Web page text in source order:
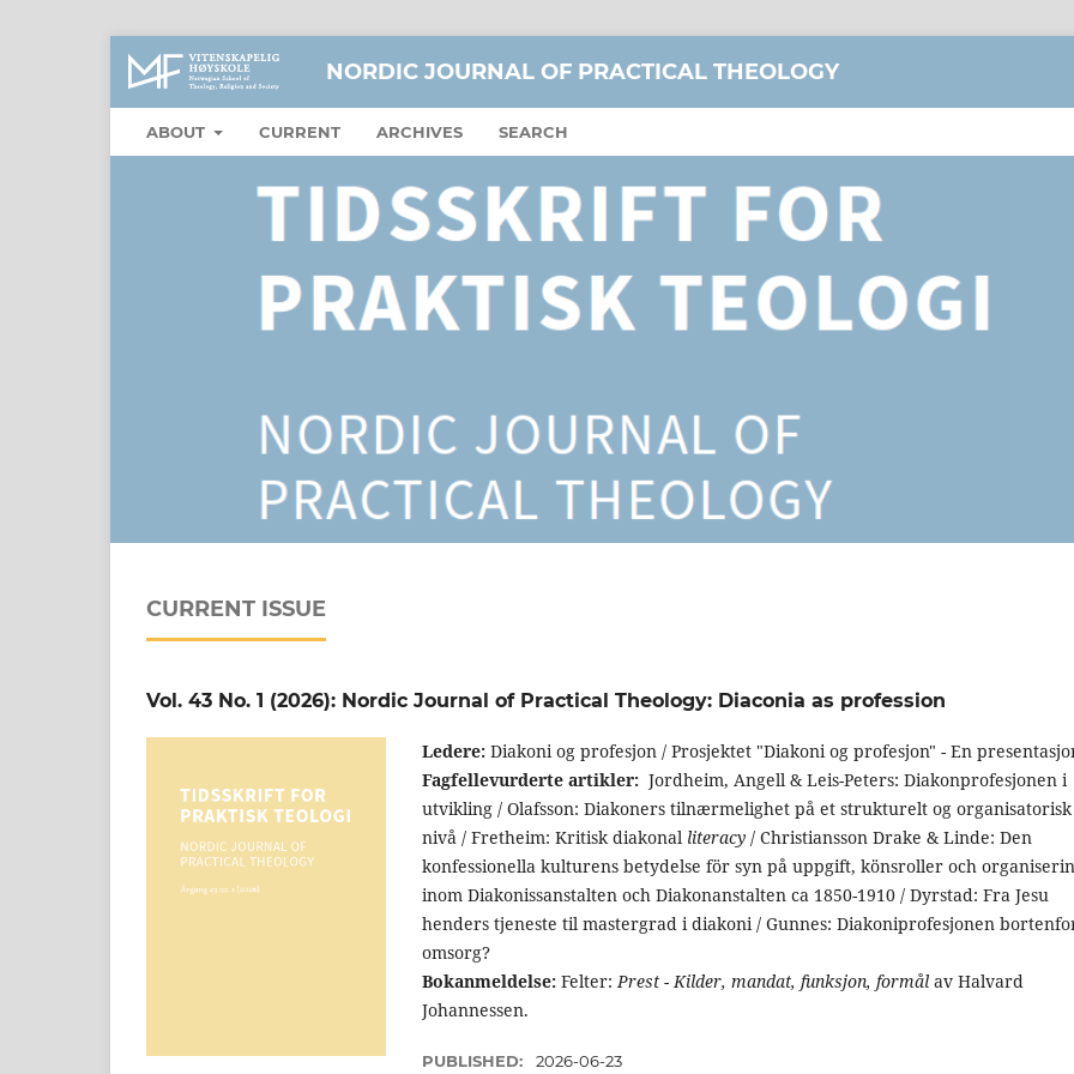
NORDIC JOURNAL OF PRACTICAL THEOLOGY
ABOUT CURRENT ARCHIVES SEARCH
CURRENT ISSUE
Vol. 43 No. 1 (2026): Nordic Journal of Practical Theology: Diaconia as profession
Ledere: Diakoni og profesjon / Prosjektet "Diakoni og profesjon" - En
Fagfellevurderte artikler: Jordheim, Angell & Leis-Peters: Diakonprofesjonen i
utvikling / Olafsson: Diakoners tilnærmelighet på et strukturelt og organisatorisk
nivå / Fretheim: Kritisk diakonal literacy / Christiansson Drake & Linde: Den
konfessionella kulturens betydelse för syn på uppgift, könsroller och
inom Diakonissanstalten och Diakonanstalten ca 1850-1910 / Dyrstad: Fra Jesu
henders tjeneste til mastergrad i diakoni / Gunnes: Diakoniprofesjonen
omsorg?
Bokanmeldelse: Felter:Prest - Kilder, mandat, funksjon, formål av Halvard
Johannessen.
PUBLISHED: 2026-06-23